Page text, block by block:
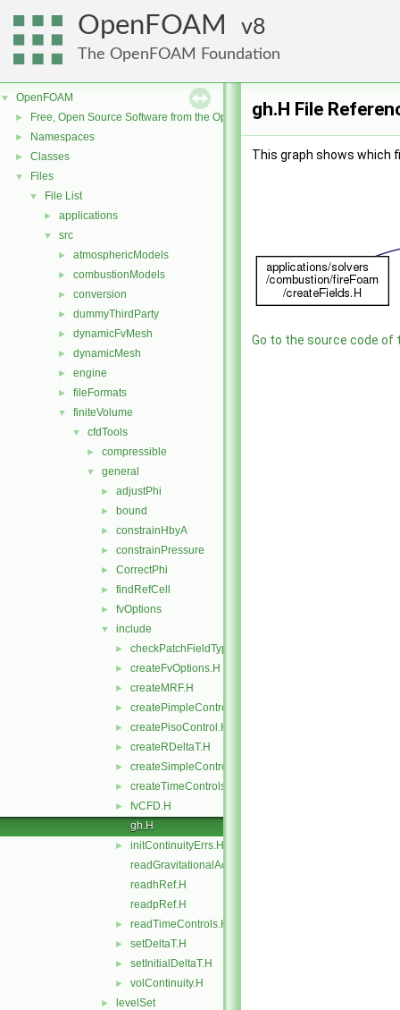
OpenFOAM 8
The OpenFOAM Foundation
▼ OpenFOAM
► Free, Open Source Software from the OpenFOAM Foundation
► Namespaces
► Classes
▼ Files
▼ File List
► applications
▼ src
► atmosphericModels
► combustionModels
► conversion
► dummyThirdParty
► dynamicFvMesh
► dynamicMesh
► engine
► fileFormats
▼ finiteVolume
▼ cfdTools
► compressible
▼ general
► adjustPhi
► bound
► constrainHbyA
► constrainPressure
► CorrectPhi
► findRefCell
► fvOptions
▼ include
► checkPatchFieldTypes.H
► createFvOptions.H
► createMRF.H
► createPimpleControl.H
► createPisoControl.H
► createRDeltaT.H
► createSimpleControl.H
► createTimeControls.H
►
fvCFD.H
gh.H
►
initContinuityErrs.H
readGravitationalAcceleration.H
readhRef.H
readpRef.H
► readTimeControls.H
► setDeltaT.H
► setInitialDeltaT.H
► volContinuity.H
► levelSet
gh.H File
This graph shows which
Go to the source code of